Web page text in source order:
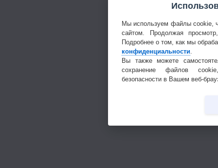
Мы используем файлы cookie,
сайтом. Продолжая
Подробнее о том, как мы
конфиденциальности
Вы также можете
сохранение файлов
безопасности в Вашем веб-